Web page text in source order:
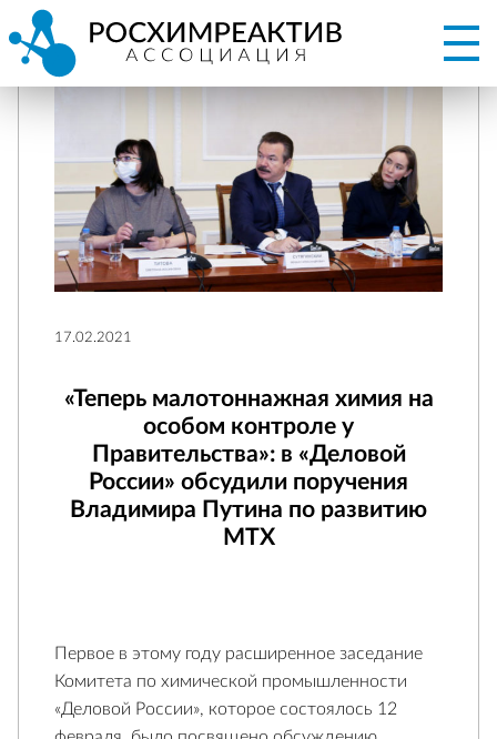
17.02.2021
«Теперь малотоннажная химия на
особом контроле у
Правительства»: в «Деловой
России» обсудили поручения
Владимира Путина по развитию
МТХ
Первое в этому году расширенное заседание
Комитета по химической промышленности
«Деловой России», которое состоялось 12